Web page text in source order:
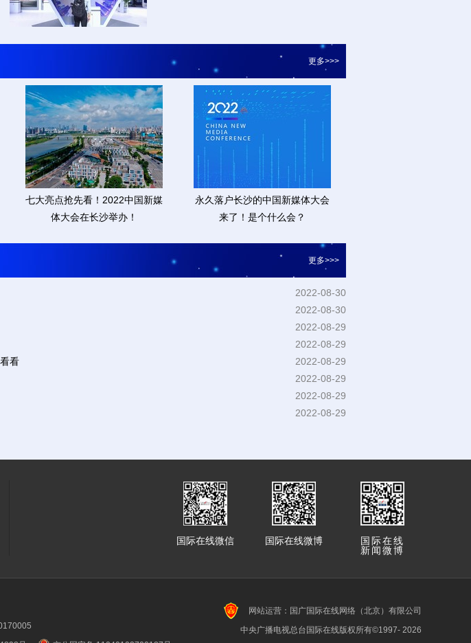
更多>>>
七大亮点抢先看！2022中国新媒
体大会在长沙举办！
永久落户长沙的中国新媒体大会
来了！是个什么会？
更多>>>
2022-08-30
2022-08-30
2022-08-29
2022-08-29
2022-08-29
看
2022-08-29
2022-08-29
2022-08-29
国际在线
新闻微博
国际在线微博
国际在线微信
网站运营：国广国际在线网络（北京）有限公司
中央广播电视总台国际在线版权所有©1997- 2026